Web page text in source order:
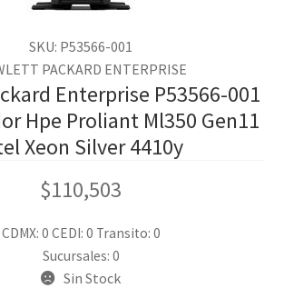
SKU: P53566-001
PACKARD ENTERPRISE
Enterprise P53566-001
Hpe Proliant Ml350 Gen11
Xeon Silver 4410y
$110,503
CDMX: 0 CEDI: 0 Transito: 0
Sucursales: 0
Sin Stock